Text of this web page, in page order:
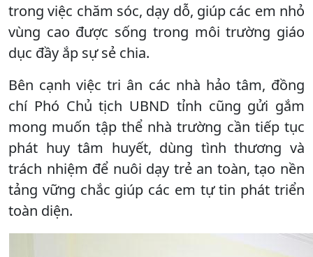
trong việc chăm sóc, dạy dỗ, giúp các em nhỏ
vùng cao được sống trong môi trường giáo
dục đầy ắp sự sẻ chia.
Bên cạnh việc tri ân các nhà hảo tâm, đồng
chí Phó Chủ tịch UBND tỉnh cũng gửi gắm
mong muốn tập thể nhà trường cần tiếp tục
phát huy tâm huyết, dùng tình thương và
trách nhiệm để nuôi dạy trẻ an toàn, tạo nền
tảng vững chắc giúp các em tự tin phát triển
toàn diện.